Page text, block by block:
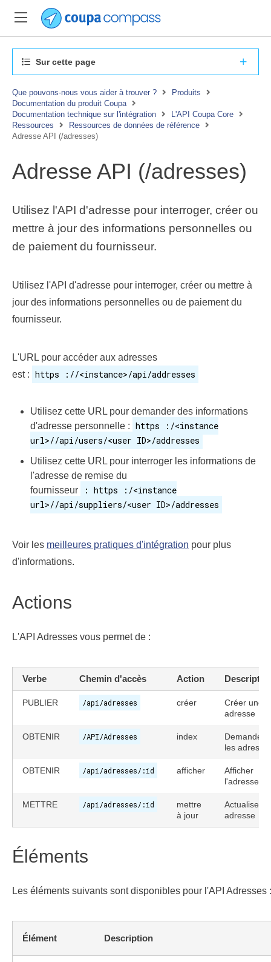
Sur cette page
Que pouvons-nous vous aider à trouver ?
Produits
Documentation du produit Coupa
Documentation technique sur l'intégration
L'API Coupa Core
Ressources
Ressources de données de référence
Adresse API (/adresses)
Adresse API (/adresses)
Utilisez l'API d'adresse pour interroger, créer ou
mettre à jour des informations personnelles ou
de paiement du fournisseur.
Utilisez l'API d'adresse pour interroger, créer ou mettre à
jour des informations personnelles ou de paiement du
fournisseur.
L'URL pour accéder aux adresses
est : https ://<instance>/api/addresses
Utilisez cette URL pour demander des informations
d'adresse personnelle : https :/<instance
url>//api/users/<user ID>/addresses
Utilisez cette URL pour interroger les informations de
l'adresse de remise du
fournisseur
: https :/<instance
url>//api/suppliers/<user ID>/addresses
Voir les meilleures pratiques d'intégration pour plus
d'informations.
Actions
L'API Adresses vous permet de :
Verbe Chemin d'accès Action
PUBLIER /api/adresses créer
Créer une
adresse
OBTENIR /API/Adresses index
Demander
les
OBTENIR /api/adresses/:id afficher
Afficher
l'adresse
METTRE /api/adresses/:id
mettre
à jour
Actualiser
adresse
Éléments
Les éléments suivants sont disponibles pour l'API Adresses :
Élément Description